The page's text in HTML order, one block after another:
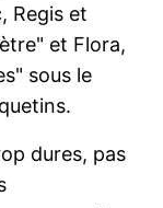
Regis et
et Flora,
sous le
dures, pas